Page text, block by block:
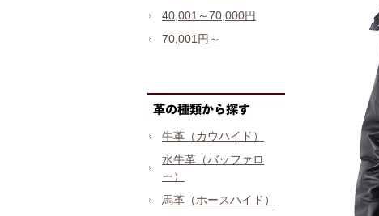
40,001～70,000円
70,001円～
牛革（カウハイド）
水牛革（バッファロ
ー）
馬革（ホースハイド）